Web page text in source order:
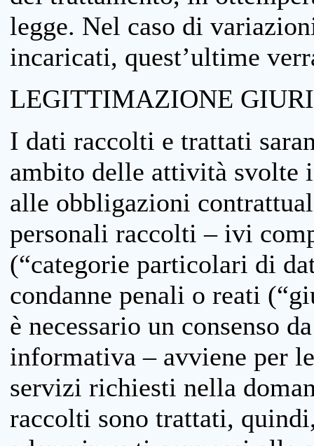
legge. Nel caso di
incaricati, quest’ultime
LEGITTIMAZIONE
I dati raccolti e trattati
ambito delle attività svolte
alle obbligazioni
personali raccolti – ivi
(“categorie particolari di
condanne penali o reati
è necessario un consenso
informativa – avviene per
servizi richiesti nella
raccolti sono trattati,